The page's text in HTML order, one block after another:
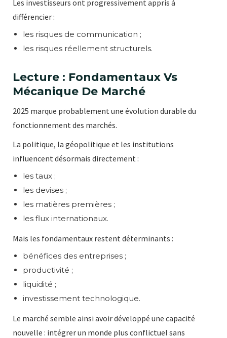
Les investisseurs ont progressivement appris à
différencier :
les risques de communication ;
les risques réellement structurels.
Lecture : Fondamentaux Vs
Mécanique De Marché
2025 marque probablement une évolution durable du
fonctionnement des marchés.
La politique, la géopolitique et les institutions
influencent désormais directement :
les taux ;
les devises ;
les matières premières ;
les flux internationaux.
Mais les fondamentaux restent déterminants :
bénéfices des entreprises ;
productivité ;
liquidité ;
investissement technologique.
Le marché semble ainsi avoir développé une capacité
nouvelle : intégrer un monde plus conflictuel sans